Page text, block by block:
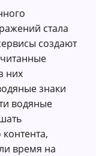
стала
создают
них
знаки
водяные
время на